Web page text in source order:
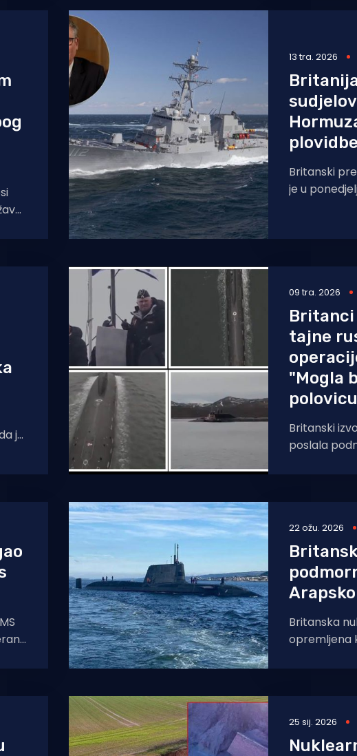
i
13 tra. 2026
Britanski
je u
je
09 tra. 2026
Britanci
tajne
"Mogla
Britanski
poslala
jedinice
22 ožu. 2026
Britanska
opremljena
Arapskom
25 sij. 2026